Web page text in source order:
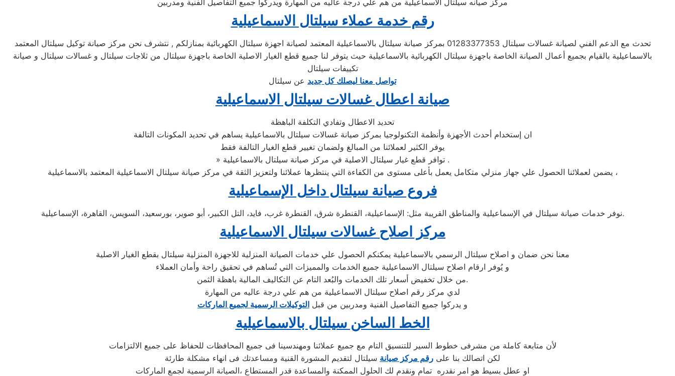
مركز صيانه سيلتال الاسماعيلية من هم علي درجة عاليه من المهارة ويدركوا جميع التفاصيل الفنية ومدربين
رقم خدمة عملاء سيلتال الاسماعيلية
تحدث مع الدعم الفني لصيانة غسالات سيلتال 01283377353 بمركز صيانة سيلتال بالاسماعيلية المعتمد لصيانة اجهزة سيلتال الكهربائية بمنازلكم , نتشرف نحن مركز صيانة توكيل سيلتال المعتمد
بالاسماعيلية بالقيام بجميع أعمال الصيانة الخاصة باجهزة سيلتال الكهربائية بالاسماعيلية حيث يتوفر لنا جميع قطع الغيار الاصلية الخاصة باجهزة سيلتال من ثلاجات سيلتال و غسالات سيلتال و صيانة
تكييفات سيلتال
تواصل معنا ليصلك كل جديد عن سيلتال
صيانة اعطال غسالات سيلتال الاسماعيلية
تحديد الاعطال وتفادي التكلفة الباهظة
ان إستخدام أحدث الأجهزة وأنظمة التكنولوجيا بمركز صيانة غسالات سيلتال بالاسماعيلية يساهم في تحديد المكونات التالفة
يوفر الكثير لعملائنا من المبالغ ولضمان تغيير قطع الغيار التالفة فقط
» توافر قطع غيار سيلتال الاصلية في مركز صيانة سيلتال بالاسماعيلية .
يضمن لعملائنا الحصول علي جهاز منزلي متكامل يعمل بأعلى مستوى من الكفاءة التي ينتظرها عملائنا ولتعزيز الثقة في مركز صيانة سيلتال الاسماعيلية المعتمد بالاسماعيلية ،
فروع صيانة سيلتال داخل الإسماعيلية
نوفر خدمات صيانة سيلتال في الإسماعيلية والمناطق القريبة مثل: الإسماعيلية، القنطرة شرق، القنطرة غرب، فايد، التل الكبير، أبو صوير، بورسعيد، السويس، القاهرة، الإسماعيلية.
مركز اصلاح غسالات سيلتال الاسماعيلية
معنا نحن ضمان و اصلاح سيلتال الرسمي بالاسماعيلية يمكنكم الحصول علي خدمات الصيانة المنزلية للاجهزة المنزلية سيلتال بقطع الغيار الاصلية
و يُوفر ارقام اصلاح سيلتال الاسماعيلية جميع الخدمات والمميزات التي تُساهم في تحقيق راحة وأمان العملاء
من خلال تخفيض أسعار تلك الخدمات والبُعد التام عن التكاليف المالية باهظة الثمن.
لدي مركز رقم اصلاح سيلتال الاسماعيلية من هم علي درجة عاليه من المهارة
و يدركوا جميع التفاصيل الفنية ومدربين من قبل التوكيلات الرسمية لجميع الماركات
الخط الساخن سيلتال بالاسماعيلية
لأن متابعة كاملة من مشرفى خطوط السير للتنسيق التام مع جميع عملائنا ومهندسينا فى جميع المحافظات للحفاظ على جميع الالتزامات
لكن اتصالك بنا على رقم مركز صيانة سيلتال لتقديم المشورة القنية ومساعدتك فى انهاء مشكلة طارئة
او عطل بسيط هو امر نقدره تمام ونقدم لك الحلول الممكنة والمساعدة قدر المستطاع ،الصيانة الرسمية لجمع الماركات